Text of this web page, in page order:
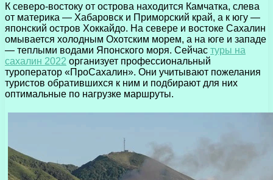
К северо-востоку от острова находится Камчатка, слева
от материка — Хабаровск и Приморский край, а к югу —
японский остров Хоккайдо. На севере и востоке Сахалин
омывается холодным Охотским морем, а на юге и западе
— теплыми водами Японского моря. Сейчас туры на
сахалин 2022 организует профессиональный
туроператор «ПроСахалин». Они учитывают пожелания
туристов обратившихся к ним и подбирают для них
оптимальные по нагрузке маршруты.